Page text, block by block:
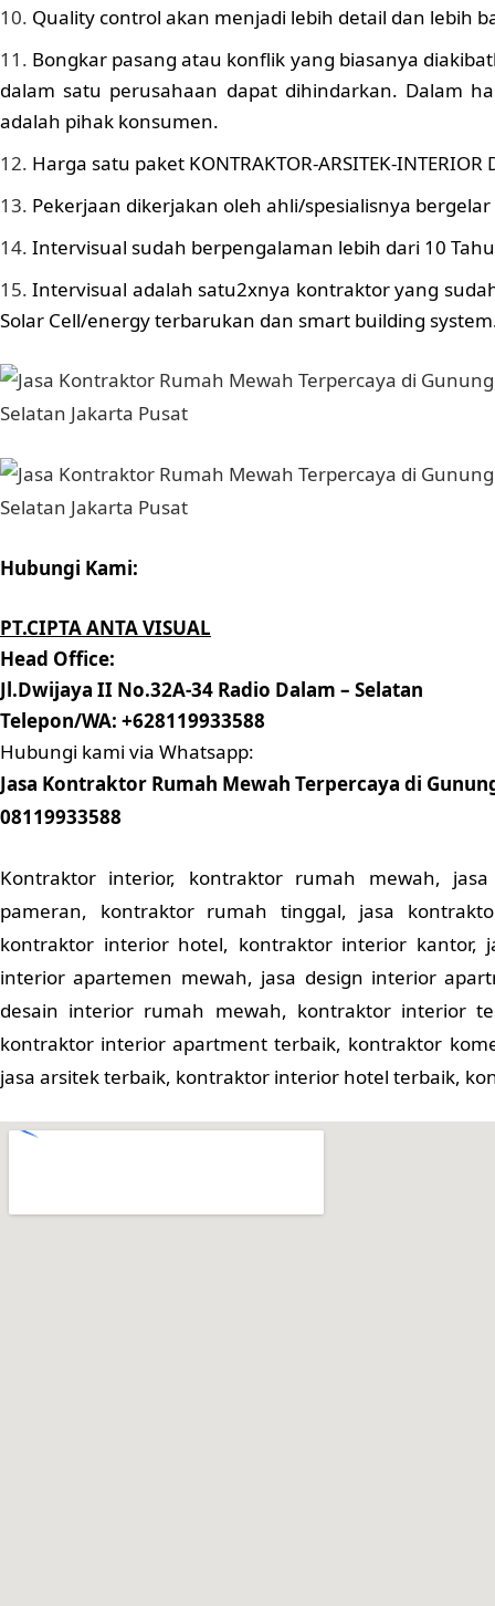
Quality control akan menjadi lebih detail dan lebih
Bongkar pasang atau konflik yang biasanya
dalam satu perusahaan dapat dihindarkan. Dalam
adalah pihak konsumen.
Harga satu paket KONTRAKTOR-ARSITEK-
Pekerjaan dikerjakan oleh ahli/spesialisnya
Intervisual sudah berpengalaman lebih dari 10
Intervisual adalah satu2xnya kontraktor yang
Solar Cell/energy terbarukan dan smart building
Hubungi Kami:
PT.CIPTA ANTA VISUAL
Head Office:
Jl.Dwijaya II No.32A-34 Radio Dalam – Selatan
Telepon/WA: +628119933588
Hubungi kami via Whatsapp:
Jasa Kontraktor Rumah Mewah Terpercaya di
08119933588
Kontraktor interior, kontraktor rumah mewah,
pameran, kontraktor rumah tinggal, jasa
kontraktor interior hotel, kontraktor interior kantor,
interior apartemen mewah, jasa design interior
desain interior rumah mewah, kontraktor interior
kontraktor interior apartment terbaik, kontraktor
jasa arsitek terbaik, kontraktor interior hotel terbaik,